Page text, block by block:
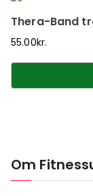
Thera-Band
55.00kr.
Om